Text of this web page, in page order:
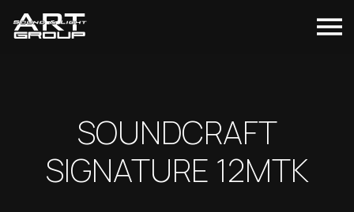
SOUNDCRAFT
SIGNATURE 12MTK